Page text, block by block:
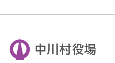
中川村役場